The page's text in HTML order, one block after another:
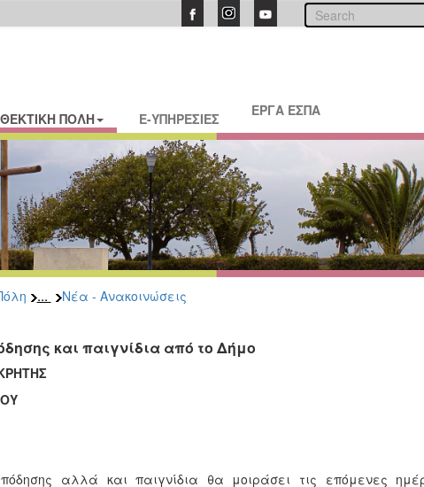
ΠΟΛΗ E-ΥΠΗΡΕΣΙΕΣ ΕΡΓΑ ΕΣΠΑ
... Νέα - Ανακοινώσεις
και παιγνίδια από τo Δήμο
αλλά και παιγνίδια θα μοιράσει τις επόμενες